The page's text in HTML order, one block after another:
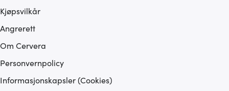
Kjøpsvilkår
Angrerett
Om Cervera
Personvernpolicy
Informasjonskapsler (Cookies)